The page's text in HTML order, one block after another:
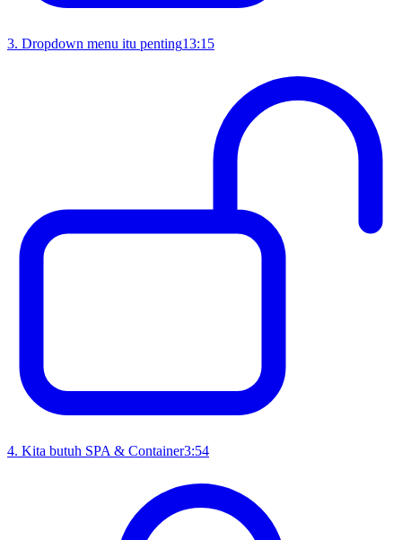
3. Dropdown menu itu penting13:15
4. Kita butuh SPA & Container3:54